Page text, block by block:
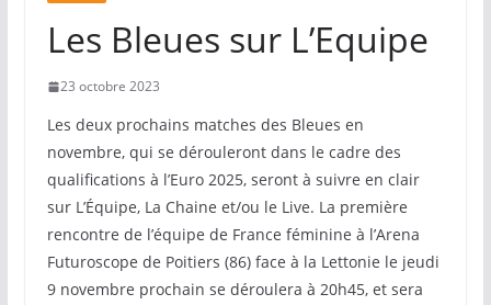
Les Bleues sur L’Equipe
23 octobre 2023
Les deux prochains matches des Bleues en
novembre, qui se dérouleront dans le cadre des
qualifications à l’Euro 2025, seront à suivre en clair
sur L’Équipe, La Chaine et/ou le Live. La première
rencontre de l’équipe de France féminine à l’Arena
Futuroscope de Poitiers (86) face à la Lettonie le jeudi
9 novembre prochain se déroulera à 20h45, et sera